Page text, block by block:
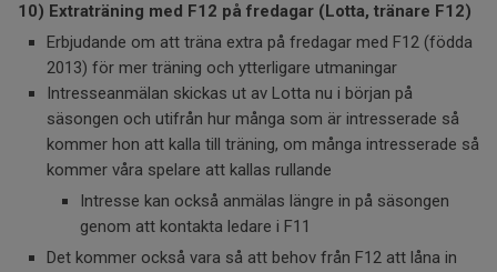
10) Extraträning med F12 på fredagar (Lotta, tränare F12)
Erbjudande om att träna extra på fredagar med F12 (födda
2013) för mer träning och ytterligare utmaningar
Intresseanmälan skickas ut av Lotta nu i början på
säsongen och utifrån hur många som är intresserade så
kommer hon att kalla till träning, om många intresserade så
kommer våra spelare att kallas rullande
Intresse kan också anmälas längre in på säsongen
genom att kontakta ledare i F11
Det kommer också vara så att behov från F12 att låna in